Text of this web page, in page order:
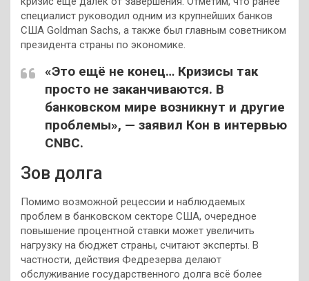
специалист руководил одним из крупнейших банков
США Goldman Sachs, а также был главным советником
президента страны по экономике.
«Это ещё не конец… Кризисы так
просто не заканчиваются. В
банковском мире возникнут и другие
проблемы», — заявил Кон в интервью
CNBC.
Зов долга
Помимо возможной рецессии и наблюдаемых
проблем в банковском секторе США, очередное
повышение процентной ставки может увеличить
нагрузку на бюджет страны, считают эксперты. В
частности, действия Федрезерва делают
обслуживание государственного долга всё более